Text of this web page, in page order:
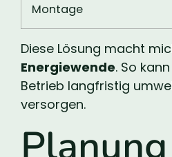
Montage
Diese Lösung macht
Energiewende. So
Betrieb langfristig
versorgen.